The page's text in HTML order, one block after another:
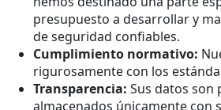
presupuesto a desarrollar y
de seguridad confiables.
Cumplimiento normativo:
rigurosamente con los
Transparencia: Sus datos son
almacenados únicamente con